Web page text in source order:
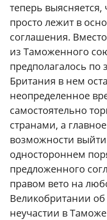
теперь выясняется,
просто лежит в
соглашения.
из Таможенного
предполагалось по
Британия в нем
неопределенное
самостоятельно
странами, а
возможности
одностороннем
предложенного
правом вето на
Великобритании
неучастии в